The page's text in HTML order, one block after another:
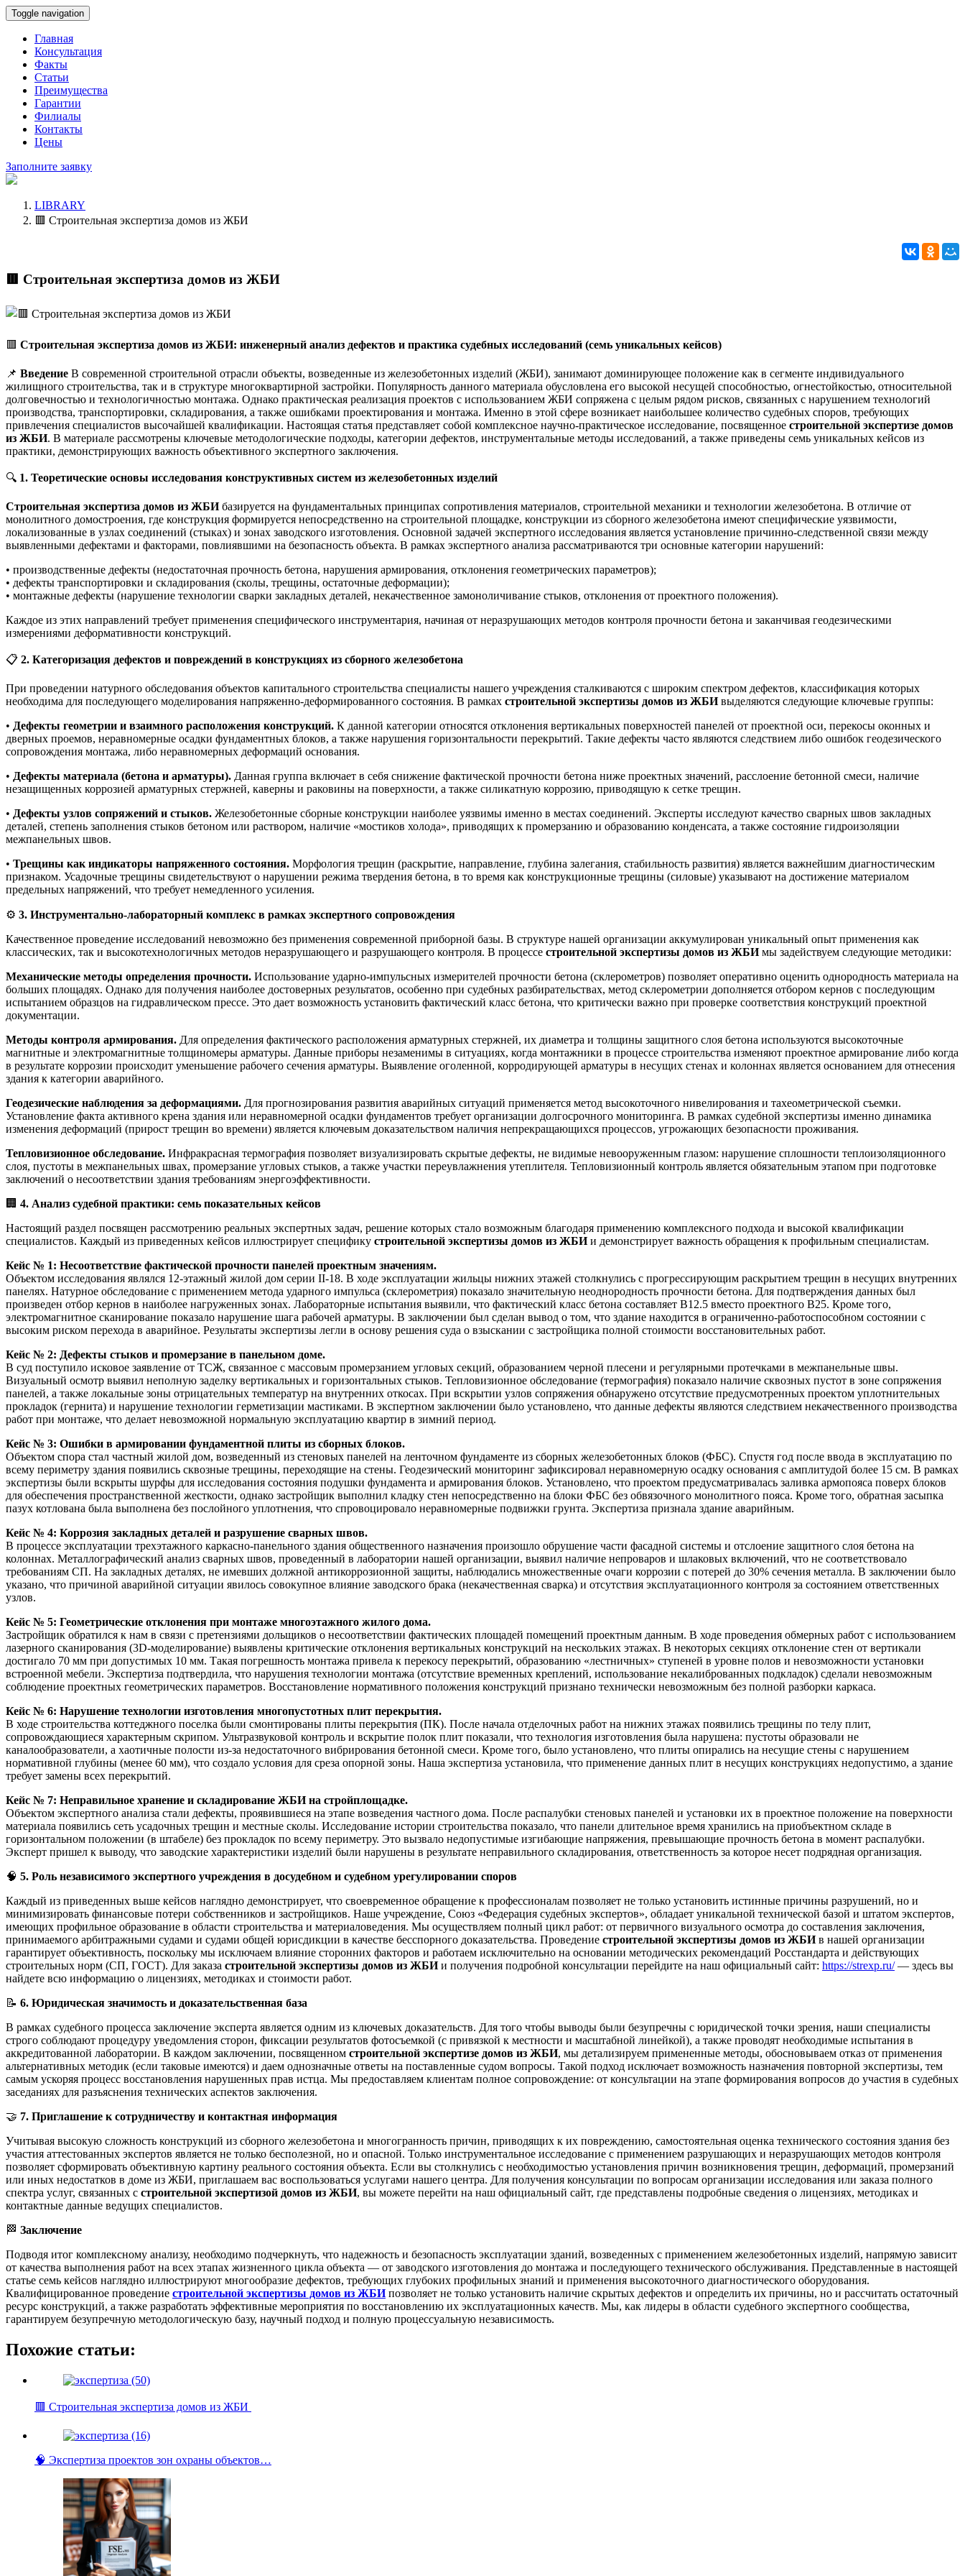
Toggle navigation
Главная
Консультация
Факты
Статьи
Преимущества
Гарантии
Филиалы
Контакты
Цены
Заполните заявку
LIBRARY
🟥 Строительная экспертиза домов из ЖБИ
🟥 Строительная экспертиза домов из ЖБИ
🟥 Строительная экспертиза домов из ЖБИ: инженерный анализ дефектов и практика судебных исследований (семь уникальных кейсов)
📌 Введение В современной строительной отрасли объекты, возведенные из железобетонных изделий (ЖБИ), занимают доминирующее положение как в сегменте индивидуального
жилищного строительства, так и в структуре многоквартирной застройки. Популярность данного материала обусловлена его высокой несущей способностью, огнестойкостью, относительной
долговечностью и технологичностью монтажа. Однако практическая реализация проектов с использованием ЖБИ сопряжена с целым рядом рисков, связанных с нарушением технологий
производства, транспортировки, складирования, а также ошибками проектирования и монтажа. Именно в этой сфере возникает наибольшее количество судебных споров, требующих
привлечения специалистов высочайшей квалификации. Настоящая статья представляет собой комплексное научно-практическое исследование, посвященное строительной экспертизе домов
из ЖБИ. В материале рассмотрены ключевые методологические подходы, категории дефектов, инструментальные методы исследований, а также приведены семь уникальных кейсов из
практики, демонстрирующих важность объективного экспертного заключения.
🔍 1. Теоретические основы исследования конструктивных систем из железобетонных изделий
Строительная экспертиза домов из ЖБИбазируется на фундаментальных принципах сопротивления материалов, строительной механики и технологии железобетона. В отличие от
монолитного домостроения, где конструкция формируется непосредственно на строительной площадке, конструкции из сборного железобетона имеют специфические уязвимости,
локализованные в узлах соединений (стыках) и зонах заводского изготовления. Основной задачей экспертного исследования является установление причинно-следственной связи между
выявленными дефектами и факторами, повлиявшими на безопасность объекта. В рамках экспертного анализа рассматриваются три основные категории нарушений:
• производственные дефекты (недостаточная прочность бетона, нарушения армирования, отклонения геометрических параметров);
• дефекты транспортировки и складирования (сколы, трещины, остаточные деформации);
• монтажные дефекты (нарушение технологии сварки закладных деталей, некачественное замоноличивание стыков, отклонения от проектного положения).
Каждое из этих направлений требует применения специфического инструментария, начиная от неразрушающих методов контроля прочности бетона и заканчивая геодезическими
измерениями деформативности конструкций.
📋 2. Категоризация дефектов и повреждений в конструкциях из сборного железобетона
При проведении натурного обследования объектов капитального строительства специалисты нашего учреждения сталкиваются с широким спектром дефектов, классификация которых
необходима для последующего моделирования напряженно-деформированного состояния. В рамках строительной экспертизы домов из ЖБИвыделяются следующие ключевые группы:
• Дефекты геометрии и взаимного расположения конструкций. К данной категории относятся отклонения вертикальных поверхностей панелей от проектной оси, перекосы оконных и
дверных проемов, неравномерные осадки фундаментных блоков, а также нарушения горизонтальности перекрытий. Такие дефекты часто являются следствием либо ошибок геодезического
сопровождения монтажа, либо неравномерных деформаций основания.
• Дефекты материала (бетона и арматуры). Данная группа включает в себя снижение фактической прочности бетона ниже проектных значений, расслоение бетонной смеси, наличие
незащищенных коррозией арматурных стержней, каверны и раковины на поверхности, а также силикатную коррозию, приводящую к сетке трещин.
• Дефекты узлов сопряжений и стыков. Железобетонные сборные конструкции наиболее уязвимы именно в местах соединений. Эксперты исследуют качество сварных швов закладных
деталей, степень заполнения стыков бетоном или раствором, наличие «мостиков холода», приводящих к промерзанию и образованию конденсата, а также состояние гидроизоляции
межпанельных швов.
• Трещины как индикаторы напряженного состояния. Морфология трещин (раскрытие, направление, глубина залегания, стабильность развития) является важнейшим диагностическим
признаком. Усадочные трещины свидетельствуют о нарушении режима твердения бетона, в то время как конструкционные трещины (силовые) указывают на достижение материалом
предельных напряжений, что требует немедленного усиления.
⚙️ 3. Инструментально-лабораторный комплекс в рамках экспертного сопровождения
Качественное проведение исследований невозможно без применения современной приборной базы. В структуре нашей организации аккумулирован уникальный опыт применения как
классических, так и высокотехнологичных методов неразрушающего и разрушающего контроля. В процессе строительной экспертизы домов из ЖБИмы задействуем следующие методики:
Механические методы определения прочности. Использование ударно-импульсных измерителей прочности бетона (склерометров) позволяет оперативно оценить однородность материала на
больших площадях. Однако для получения наиболее достоверных результатов, особенно при судебных разбирательствах, метод склерометрии дополняется отбором кернов с последующим
испытанием образцов на гидравлическом прессе. Это дает возможность установить фактический класс бетона, что критически важно при проверке соответствия конструкций проектной
документации.
Методы контроля армирования. Для определения фактического расположения арматурных стержней, их диаметра и толщины защитного слоя бетона используются высокоточные
магнитные и электромагнитные толщиномеры арматуры. Данные приборы незаменимы в ситуациях, когда монтажники в процессе строительства изменяют проектное армирование либо когда
в результате коррозии происходит уменьшение рабочего сечения арматуры. Выявление оголенной, корродирующей арматуры в несущих стенах и колоннах является основанием для отнесения
здания к категории аварийного.
Геодезические наблюдения за деформациями. Для прогнозирования развития аварийных ситуаций применяется метод высокоточного нивелирования и тахеометрической съемки.
Установление факта активного крена здания или неравномерной осадки фундаментов требует организации долгосрочного мониторинга. В рамках судебной экспертизы именно динамика
изменения деформаций (прирост трещин во времени) является ключевым доказательством наличия непрекращающихся процессов, угрожающих безопасности проживания.
Тепловизионное обследование. Инфракрасная термография позволяет визуализировать скрытые дефекты, не видимые невооруженным глазом: нарушение сплошности теплоизоляционного
слоя, пустоты в межпанельных швах, промерзание угловых стыков, а также участки переувлажнения утеплителя. Тепловизионный контроль является обязательным этапом при подготовке
заключений о несоответствии здания требованиям энергоэффективности.
🏢 4. Анализ судебной практики: семь показательных кейсов
Настоящий раздел посвящен рассмотрению реальных экспертных задач, решение которых стало возможным благодаря применению комплексного подхода и высокой квалификации
специалистов. Каждый из приведенных кейсов иллюстрирует специфику строительной экспертизы домов из ЖБИи демонстрирует важность обращения к профильным специалистам.
Кейс № 1: Несоответствие фактической прочности панелей проектным значениям.
Объектом исследования являлся 12-этажный жилой дом серии II-18. В ходе эксплуатации жильцы нижних этажей столкнулись с прогрессирующим раскрытием трещин в несущих внутренних
панелях. Натурное обследование с применением метода ударного импульса (склерометрия) показало значительную неоднородность прочности бетона. Для подтверждения данных был
произведен отбор кернов в наиболее нагруженных зонах. Лабораторные испытания выявили, что фактический класс бетона составляет B12.5 вместо проектного B25. Кроме того,
электромагнитное сканирование показало нарушение шага рабочей арматуры. В заключении был сделан вывод о том, что здание находится в ограниченно-работоспособном состоянии с
высоким риском перехода в аварийное. Результаты экспертизы легли в основу решения суда о взыскании с застройщика полной стоимости восстановительных работ.
Кейс № 2: Дефекты стыков и промерзание в панельном доме.
В суд поступило исковое заявление от ТСЖ, связанное с массовым промерзанием угловых секций, образованием черной плесени и регулярными протечками в межпанельные швы.
Визуальный осмотр выявил неполную заделку вертикальных и горизонтальных стыков. Тепловизионное обследование (термография) показало наличие сквозных пустот в зоне сопряжения
панелей, а также локальные зоны отрицательных температур на внутренних откосах. При вскрытии узлов сопряжения обнаружено отсутствие предусмотренных проектом уплотнительных
прокладок (гернита) и нарушение технологии герметизации мастиками. В экспертном заключении было установлено, что данные дефекты являются следствием некачественного производства
работ при монтаже, что делает невозможной нормальную эксплуатацию квартир в зимний период.
Кейс № 3: Ошибки в армировании фундаментной плиты из сборных блоков.
Объектом спора стал частный жилой дом, возведенный из стеновых панелей на ленточном фундаменте из сборных железобетонных блоков (ФБС). Спустя год после ввода в эксплуатацию по
всему периметру здания появились сквозные трещины, переходящие на стены. Геодезический мониторинг зафиксировал неравномерную осадку основания с амплитудой более 15 см. В рамках
экспертизы были вскрыты шурфы для исследования состояния подушки фундамента и армирования блоков. Установлено, что проектом предусматривалась заливка армопояса поверх блоков
для обеспечения пространственной жесткости, однако застройщик выполнил кладку стен непосредственно на блоки ФБС без обвязочного монолитного пояса. Кроме того, обратная засыпка
пазух котлована была выполнена без послойного уплотнения, что спровоцировало неравномерные подвижки грунта. Экспертиза признала здание аварийным.
Кейс № 4: Коррозия закладных деталей и разрушение сварных швов.
В процессе эксплуатации трехэтажного каркасно-панельного здания общественного назначения произошло обрушение части фасадной системы и отслоение защитного слоя бетона на
колоннах. Металлографический анализ сварных швов, проведенный в лаборатории нашей организации, выявил наличие непроваров и шлаковых включений, что не соответствовало
требованиям СП. На закладных деталях, не имевших должной антикоррозионной защиты, наблюдались множественные очаги коррозии с потерей до 30% сечения металла. В заключении было
указано, что причиной аварийной ситуации явилось совокупное влияние заводского брака (некачественная сварка) и отсутствия эксплуатационного контроля за состоянием ответственных
узлов.
Кейс № 5: Геометрические отклонения при монтаже многоэтажного жилого дома.
Застройщик обратился к нам в связи с претензиями дольщиков о несоответствии фактических площадей помещений проектным данным. В ходе проведения обмерных работ с использованием
лазерного сканирования (3D-моделирование) выявлены критические отклонения вертикальных конструкций на нескольких этажах. В некоторых секциях отклонение стен от вертикали
достигало 70 мм при допустимых 10 мм. Такая погрешность монтажа привела к перекосу перекрытий, образованию «лестничных» ступеней в уровне полов и невозможности установки
встроенной мебели. Экспертиза подтвердила, что нарушения технологии монтажа (отсутствие временных креплений, использование некалиброванных подкладок) сделали невозможным
соблюдение проектных геометрических параметров. Восстановление нормативного положения конструкций признано технически невозможным без полной разборки каркаса.
Кейс № 6: Нарушение технологии изготовления многопустотных плит перекрытия.
В ходе строительства коттеджного поселка были смонтированы плиты перекрытия (ПК). После начала отделочных работ на нижних этажах появились трещины по телу плит,
сопровождающиеся характерным скрипом. Ультразвуковой контроль и вскрытие полок плит показали, что технология изготовления была нарушена: пустоты образовали не
каналообразователи, а хаотичные полости из-за недостаточного вибрирования бетонной смеси. Кроме того, было установлено, что плиты опирались на несущие стены с нарушением
нормативной глубины (менее 60 мм), что создало условия для среза опорной зоны. Наша экспертиза установила, что применение данных плит в несущих конструкциях недопустимо, а здание
требует замены всех перекрытий.
Кейс № 7: Неправильное хранение и складирование ЖБИ на стройплощадке.
Объектом экспертного анализа стали дефекты, проявившиеся на этапе возведения частного дома. После распалубки стеновых панелей и установки их в проектное положение на поверхности
материала появились сеть усадочных трещин и местные сколы. Исследование истории строительства показало, что панели длительное время хранились на приобъектном складе в
горизонтальном положении (в штабеле) без прокладок по всему периметру. Это вызвало недопустимые изгибающие напряжения, превышающие прочность бетона в момент распалубки.
Эксперт пришел к выводу, что заводские характеристики изделий были нарушены в результате неправильного складирования, ответственность за которое несет подрядная организация.
🧠 5. Роль независимого экспертного учреждения в досудебном и судебном урегулировании споров
Каждый из приведенных выше кейсов наглядно демонстрирует, что своевременное обращение к профессионалам позволяет не только установить истинные причины разрушений, но и
минимизировать финансовые потери собственников и застройщиков. Наше учреждение, Союз «Федерация судебных экспертов», обладает уникальной технической базой и штатом экспертов,
имеющих профильное образование в области строительства и материаловедения. Мы осуществляем полный цикл работ: от первичного визуального осмотра до составления заключения,
принимаемого арбитражными судами и судами общей юрисдикции в качестве бесспорного доказательства. Проведение строительной экспертизы домов из ЖБИв нашей организации
гарантирует объективность, поскольку мы исключаем влияние сторонних факторов и работаем исключительно на основании методических рекомендаций Росстандарта и действующих
строительных норм (СП, ГОСТ). Для заказа строительной экспертизы домов из ЖБИи получения подробной консультации перейдите на наш официальный сайт: https://strexp.ru/— здесь вы
найдете всю информацию о лицензиях, методиках и стоимости работ.
📝 6. Юридическая значимость и доказательственная база
В рамках судебного процесса заключение эксперта является одним из ключевых доказательств. Для того чтобы выводы были безупречны с юридической точки зрения, наши специалисты
строго соблюдают процедуру уведомления сторон, фиксации результатов фотосъемкой (с привязкой к местности и масштабной линейкой), а также проводят необходимые испытания в
аккредитованной лаборатории. В каждом заключении, посвященном строительной экспертизе домов из ЖБИ, мы детализируем примененные методы, обосновываем отказ от применения
альтернативных методик (если таковые имеются) и даем однозначные ответы на поставленные судом вопросы. Такой подход исключает возможность назначения повторной экспертизы, тем
самым ускоряя процесс восстановления нарушенных прав истца. Мы предоставляем клиентам полное сопровождение: от консультации на этапе формирования вопросов до участия в судебных
заседаниях для разъяснения технических аспектов заключения.
🤝 7. Приглашение к сотрудничеству и контактная информация
Учитывая высокую сложность конструкций из сборного железобетона и многогранность причин, приводящих к их повреждению, самостоятельная оценка технического состояния здания без
участия аттестованных экспертов является не только бесполезной, но и опасной. Только инструментальное исследование с применением разрушающих и неразрушающих методов контроля
позволяет сформировать объективную картину реального состояния объекта. Если вы столкнулись с необходимостью установления причин возникновения трещин, деформаций, промерзаний
или иных недостатков в доме из ЖБИ, приглашаем вас воспользоваться услугами нашего центра. Для получения консультации по вопросам организации исследования или заказа полного
спектра услуг, связанных с строительной экспертизой домов из ЖБИ, вы можете перейти на наш официальный сайт, где представлены подробные сведения о лицензиях, методиках и
контактные данные ведущих специалистов.
🏁 Заключение
Подводя итог комплексному анализу, необходимо подчеркнуть, что надежность и безопасность эксплуатации зданий, возведенных с применением железобетонных изделий, напрямую зависит
от качества выполнения работ на всех этапах жизненного цикла объекта — от заводского изготовления до монтажа и последующего технического обслуживания. Представленные в настоящей
статье семь кейсов наглядно иллюстрируют многообразие дефектов, требующих глубоких профильных знаний и применения высокоточного диагностического оборудования.
Квалифицированное проведение строительной экспертизы домов из ЖБИпозволяет не только установить наличие скрытых дефектов и определить их причины, но и рассчитать остаточный
ресурс конструкций, а также разработать эффективные мероприятия по восстановлению их эксплуатационных качеств. Мы, как лидеры в области судебного экспертного сообщества,
гарантируем безупречную методологическую базу, научный подход и полную процессуальную независимость.
Похожие статьи:
🟥 Строительная экспертиза домов из ЖБИ
🧠 Экспертиза проектов зон охраны объектов…